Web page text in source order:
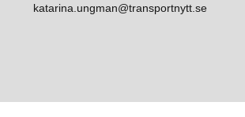
katarina.ungman@transportnytt.se